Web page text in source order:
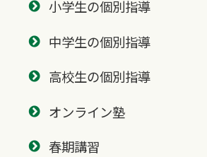
小学生の個別指導
中学生の個別指導
高校生の個別指導
オンライン塾
春期講習